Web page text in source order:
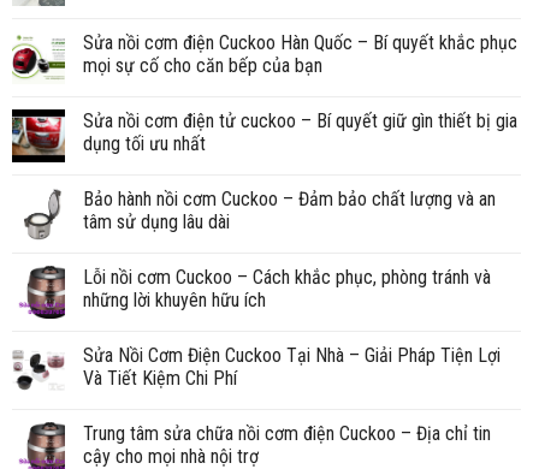
Sửa nồi cơm điện Cuckoo Hàn Quốc – Bí quyết khắc phục
mọi sự cố cho căn bếp của bạn
Sửa nồi cơm điện tử cuckoo – Bí quyết giữ gìn thiết bị gia
dụng tối ưu nhất
Bảo hành nồi cơm Cuckoo – Đảm bảo chất lượng và an
tâm sử dụng lâu dài
Lỗi nồi cơm Cuckoo – Cách khắc phục, phòng tránh và
những lời khuyên hữu ích
Sửa Nồi Cơm Điện Cuckoo Tại Nhà – Giải Pháp Tiện Lợi
Và Tiết Kiệm Chi Phí
Trung tâm sửa chữa nồi cơm điện Cuckoo – Địa chỉ tin
cậy cho mọi nhà nội trợ